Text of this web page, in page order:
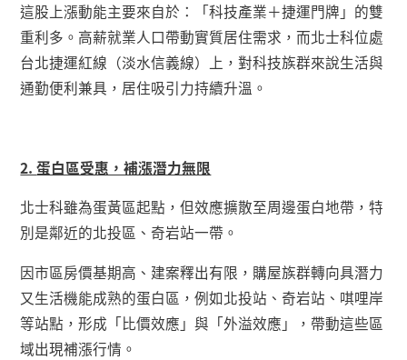
這股上漲動能主要來自於：「科技產業＋捷運門牌」的雙
重利多。高薪就業人口帶動實質居住需求，而北士科位處
台北捷運紅線（淡水信義線）上，對科技族群來說生活與
通勤便利兼具，居住吸引力持續升溫。
2.蛋白區受惠，補漲潛力無限
北士科雖為蛋黃區起點，但效應擴散至周邊蛋白地帶，特
別是鄰近的北投區、奇岩站一帶。
因市區房價基期高、建案釋出有限，購屋族群轉向具潛力
又生活機能成熟的蛋白區，例如北投站、奇岩站、唭哩岸
等站點，形成「比價效應」與「外溢效應」，帶動這些區
域出現補漲行情。